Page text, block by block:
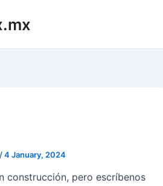
/4 January, 2024
construcción, pero escríbenos